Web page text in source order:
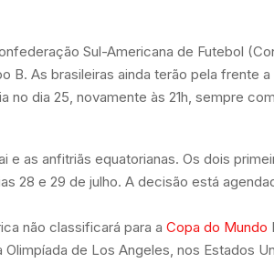
Sul-Americana de Futebol
B. As brasileiras ainda terão pela frente
no dia 25, novamente às 21h, sempre
e as anfitriãs equatorianas. Os dois
28 e 29 de julho. A decisão está
não classificará para a Copa do Mundo
de Los Angeles, nos Estados